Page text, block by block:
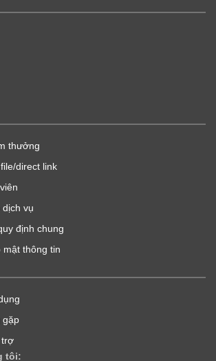
thưởng
direct link
vụ
định chung
mật thông tin
gặp
trợ
tôi: